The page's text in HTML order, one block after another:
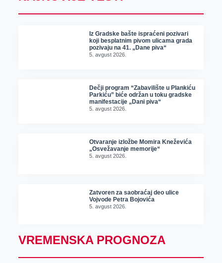
Iz Gradske bašte ispraćeni pozivari
koji besplatnim pivom ulicama grada
pozivaju na 41. „Dane piva“
5. avgust 2026.
Dečji program “Zabavilište u Plankiću
Parkiću” biće održan u toku gradske
manifestacije „Dani piva“
5. avgust 2026.
Otvaranje izložbe Momira Kneževića
„Osvežavanje memorije“
5. avgust 2026.
Zatvoren za saobraćaj deo ulice
Vojvode Petra Bojovića
5. avgust 2026.
VREMENSKA PROGNOZA